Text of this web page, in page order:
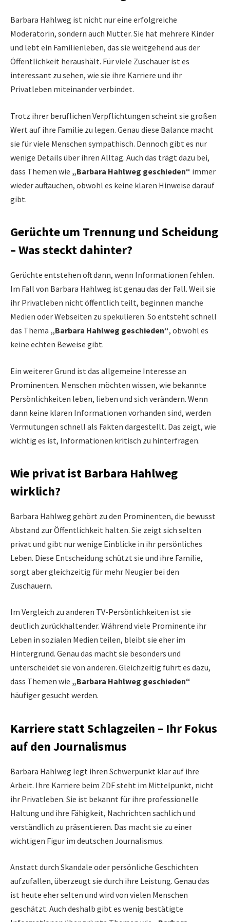
Barbara Hahlweg ist nicht nur eine erfolgreiche
Moderatorin, sondern auch Mutter. Sie hat mehrere Kinder
und lebt ein Familienleben, das sie weitgehend aus der
Öffentlichkeit heraushält. Für viele Zuschauer ist es
interessant zu sehen, wie sie ihre Karriere und ihr
Privatleben miteinander verbindet.
Trotz ihrer beruflichen Verpflichtungen scheint sie großen
Wert auf ihre Familie zu legen. Genau diese Balance macht
sie für viele Menschen sympathisch. Dennoch gibt es nur
wenige Details über ihren Alltag. Auch das trägt dazu bei,
dass Themen wie „Barbara Hahlweg geschieden“ immer
wieder auftauchen, obwohl es keine klaren Hinweise darauf
gibt.
Gerüchte um Trennung und Scheidung
– Was steckt dahinter?
Gerüchte entstehen oft dann, wenn Informationen fehlen.
Im Fall von Barbara Hahlweg ist genau das der Fall. Weil sie
ihr Privatleben nicht öffentlich teilt, beginnen manche
Medien oder Webseiten zu spekulieren. So entsteht schnell
das Thema „Barbara Hahlweg geschieden“, obwohl es
keine echten Beweise gibt.
Ein weiterer Grund ist das allgemeine Interesse an
Prominenten. Menschen möchten wissen, wie bekannte
Persönlichkeiten leben, lieben und sich verändern. Wenn
dann keine klaren Informationen vorhanden sind, werden
Vermutungen schnell als Fakten dargestellt. Das zeigt, wie
wichtig es ist, Informationen kritisch zu hinterfragen.
Wie privat ist Barbara Hahlweg
wirklich?
Barbara Hahlweg gehört zu den Prominenten, die bewusst
Abstand zur Öffentlichkeit halten. Sie zeigt sich selten
privat und gibt nur wenige Einblicke in ihr persönliches
Leben. Diese Entscheidung schützt sie und ihre Familie,
sorgt aber gleichzeitig für mehr Neugier bei den
Zuschauern.
Im Vergleich zu anderen TV-Persönlichkeiten ist sie
deutlich zurückhaltender. Während viele Prominente ihr
Leben in sozialen Medien teilen, bleibt sie eher im
Hintergrund. Genau das macht sie besonders und
unterscheidet sie von anderen. Gleichzeitig führt es dazu,
dass Themen wie „Barbara Hahlweg geschieden“
häufiger gesucht werden.
Karriere statt Schlagzeilen – Ihr Fokus
auf den Journalismus
Barbara Hahlweg legt ihren Schwerpunkt klar auf ihre
Arbeit. Ihre Karriere beim ZDF steht im Mittelpunkt, nicht
ihr Privatleben. Sie ist bekannt für ihre professionelle
Haltung und ihre Fähigkeit, Nachrichten sachlich und
verständlich zu präsentieren. Das macht sie zu einer
wichtigen Figur im deutschen Journalismus.
Anstatt durch Skandale oder persönliche Geschichten
aufzufallen, überzeugt sie durch ihre Leistung. Genau das
ist heute eher selten und wird von vielen Menschen
geschätzt. Auch deshalb gibt es wenig bestätigte